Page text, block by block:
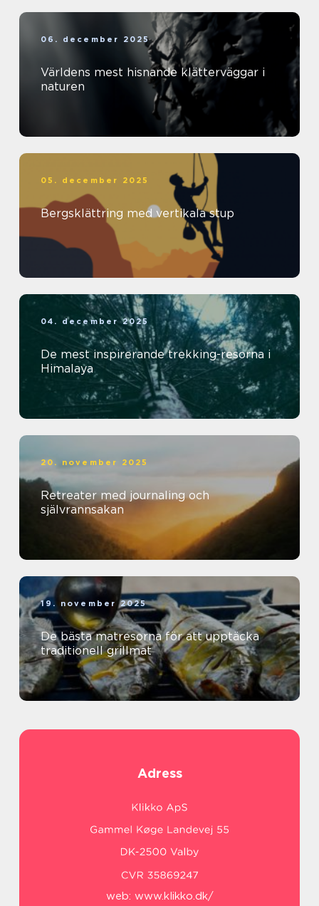
06. december 2025
Världens mest hisnande klätterväggar i
naturen
05. december 2025
Bergsklättring med vertikala stup
04. december 2025
De mest inspirerande trekking-resorna i
Himalaya
20. november 2025
Retreater med journaling och
självrannsakan
19. november 2025
De bästa matresorna för att upptäcka
traditionell grillmat
Adress
web: www.klikko.dk/